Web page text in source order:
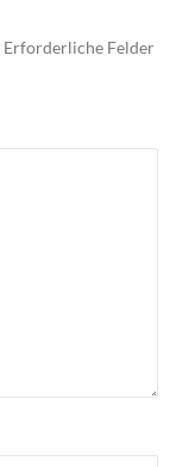
Erforderliche Felder